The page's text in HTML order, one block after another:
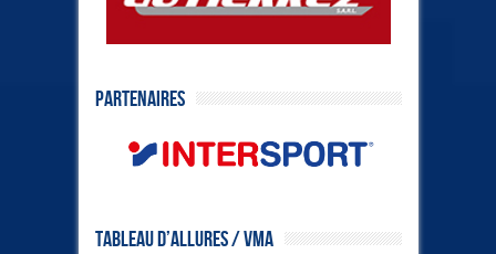
Partenaires
Tableau d’allures / VMA